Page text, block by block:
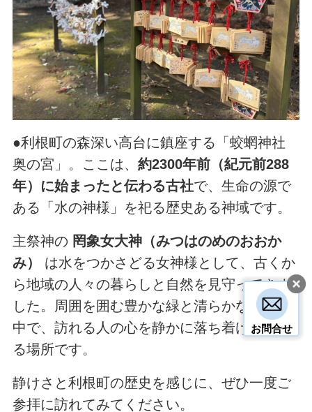
お問合せ
●利根町の森深い高台に鎮座する「蛟蝄神社
奥の宮」。ここは、 約2300年前（紀元前288
年）に始まったと伝わる古社で、生命の源で
ある「水の神様」を祀る歴史ある神域です。
主祭神の 罔象女大神（みつはのめのおおか
み）
は水をつかさどる女神様として、古くか
ら地域の人々の暮らしと自然を見守ってきま
した。周囲を囲む豊かな緑と清らかな空気の
中で、訪れる人の心を静かに落ち着けてくれ
る場所です。
静けさと利根町の歴史を感じに、ぜひ一度ご
参拝に訪れてみてください。